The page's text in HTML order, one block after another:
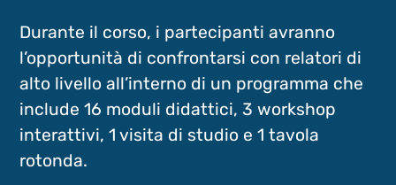
Durante il corso, i partecipanti avranno
l’opportunità di confrontarsi con relatori di
alto livello all’interno di un programma che
include 16 moduli didattici, 3 workshop
interattivi, 1 visita di studio e 1 tavola
rotonda.